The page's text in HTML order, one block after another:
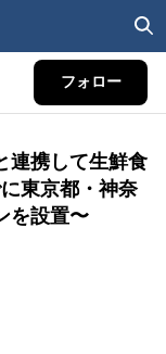
フォロー
連携して生鮮食
東京都・神奈
を設置〜